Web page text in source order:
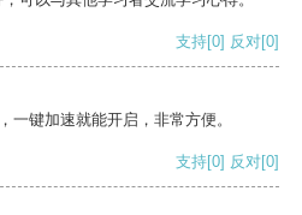
支持[0] 反对[0]
一键加速就能开启，非常方便。
支持[0] 反对[0]